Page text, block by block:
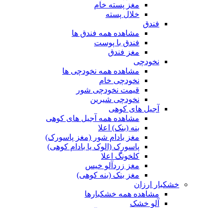
مغز پسته خام
خلال پسته
فندق
مشاهده همه فندق ها
فندق با پوست
مغز فندق
نخودچی
مشاهده همه نخودچی ها
نخودچی خام
قیمت نخودچی شور
نخودچی شیرین
آجیل های کوهی
مشاهده همه آجیل های کوهی
بنه (بنک) اعلا
مغز بادام شور (مغز پاسورک)
پاسورک (الوک یا بادام کوهی)
کلخونگ اعلا
مغز زردآلو خیس
مغز بنک (بنه کوهی)
خشکبار ارزان
مشاهده همه خشکبارها
آلو خشک